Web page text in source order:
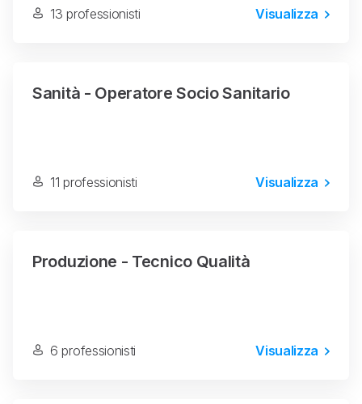
13 professionisti Visualizza
Sanità - Operatore Socio Sanitario
11 professionisti Visualizza
Produzione - Tecnico Qualità
6 professionisti Visualizza